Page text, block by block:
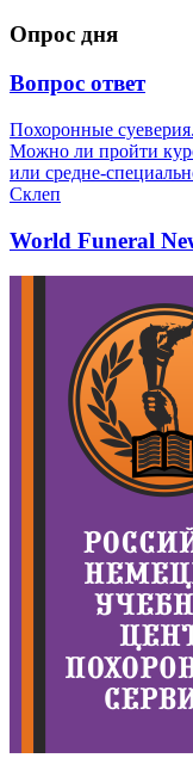
Опрос дня
Вопрос ответ
Похоронные
Можно ли пройти
или средне-
Склеп
World Funeral